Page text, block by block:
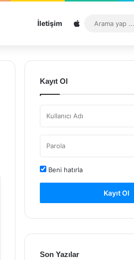
İletişim Sitemap
Kayıt Ol
Beni hatırla
Kayıt Ol
Son Yazılar